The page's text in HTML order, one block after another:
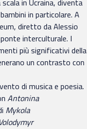
in Ucraina, diventa
in particolare. A
diretto da Alessio
interculturale. I
più significativi della
un contrasto con
di musica e poesia.
Antonina
Mykola
Volodymyr